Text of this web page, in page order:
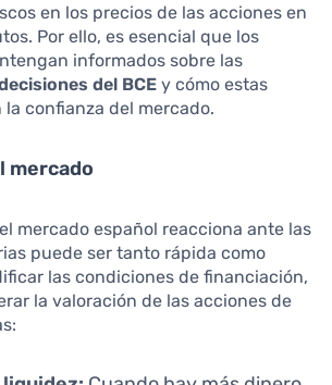
en los precios de las acciones en
Por ello, es esencial que los
informados sobre las
del BCE y cómo estas
confianza del mercado.
mercado
mercado español reacciona ante las
puede ser tanto rápida como
las condiciones de financiación,
la valoración de las acciones de